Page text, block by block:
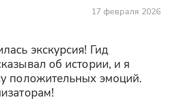
17 февраля 2026
экскурсия! Гид
об истории, и я
положительных эмоций.